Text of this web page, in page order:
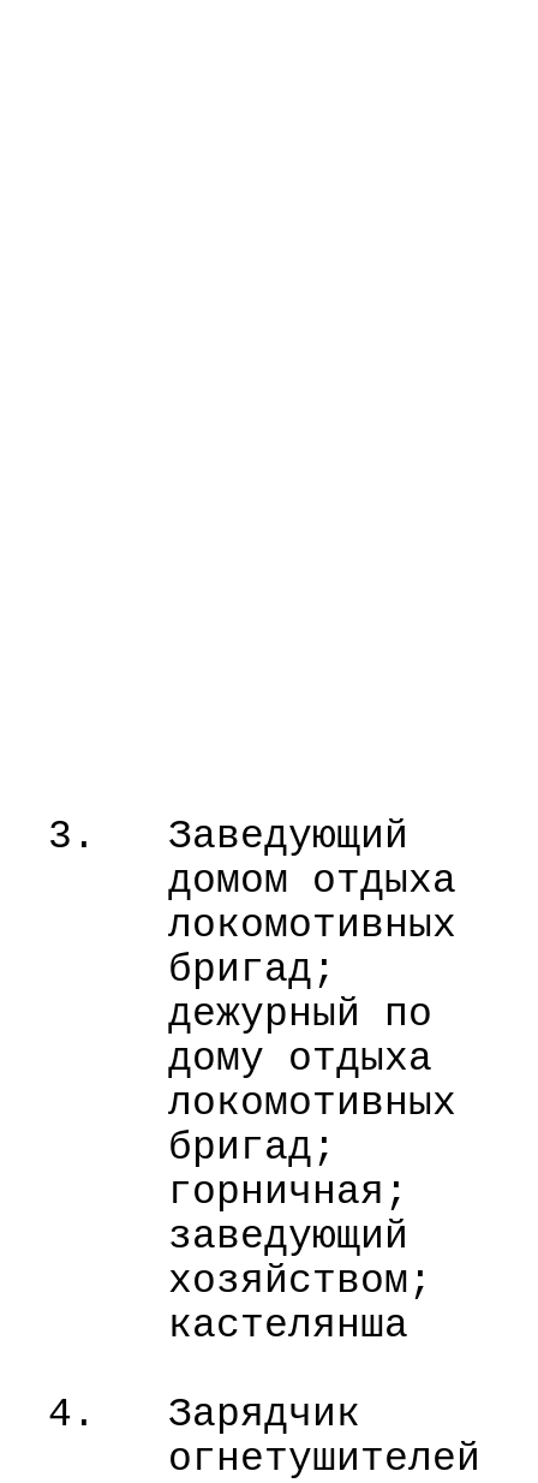
3.
Заведующий
домом отдыха
локомотивных
бригад;
дежурный по
дому отдыха
локомотивных
бригад;
горничная;
заведующий
хозяйством;
кастелянша
4.
Зарядчик
огнетушителей